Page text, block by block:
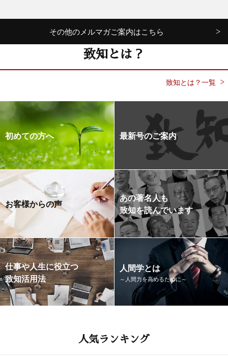
その他のメルマガご案内はこちら
致知とは？
致知とは？一覧
初めての方へ 最新号のご案内
お客様からの声
あの著名人も
致知を読んでいます
仕事や人生に役立つ
致知活用法
人間学とは
～人間力を高めるために～
人気ランキング